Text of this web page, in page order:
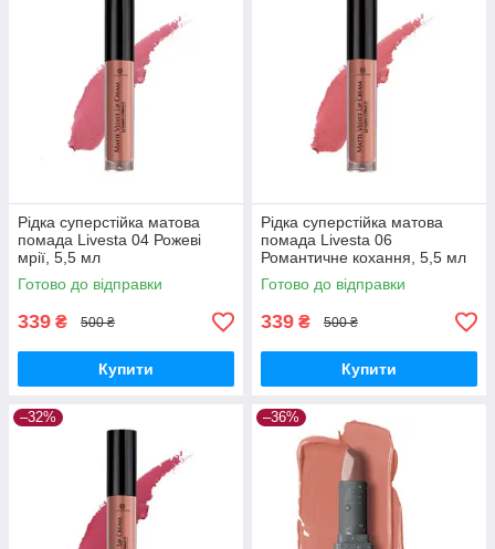
Рідка суперстійка матова
помада Livesta 04 Рожеві
мрії, 5,5 мл
Готово до відправки
339 ₴ 500 ₴
Купити
Рідка суперстійка матова
помада Livesta 06
Романтичне кохання, 5,5 мл
Готово до відправки
339 ₴ 500 ₴
Купити
–32% –36%